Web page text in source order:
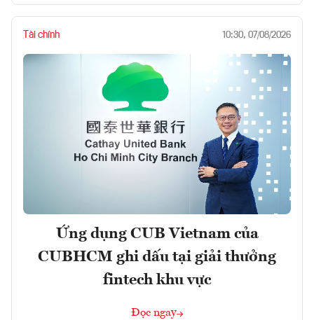
Tài chính 10:30, 07/08/2026
Ứng dụng CUB Vietnam của
CUBHCM ghi dấu tại giải thưởng
fintech khu vực
Đọc ngay